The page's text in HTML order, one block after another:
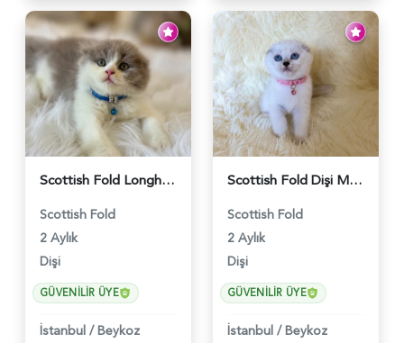
Scottish Fold Longhair Lilac Bi Color 2 Aylık - 5908
Scottish Fold
2 Aylık
Dişi
GÜVENILIR ÜYE
İstanbul / Beykoz
Scottish Fold Dişi Mükemmel Yavrumuz - 5909
Scottish Fold
2 Aylık
Dişi
GÜVENILIR ÜYE
İstanbul / Beykoz